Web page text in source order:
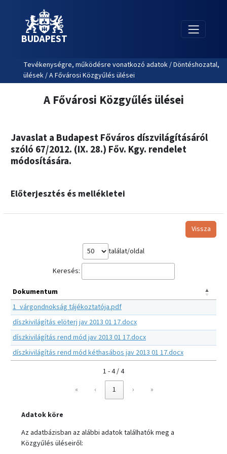
BUDAPEST
Tevékenységre, működésre vonatkozó adatok / Döntéshozatal,
ülések / A Fővárosi Közgyűlés ülései
A Fővárosi Közgyűlés ülései
Javaslat a Budapest Főváros díszvilágításáról
szóló 67/2012. (IX. 28.) Főv. Kgy. rendelet
módosítására.
Előterjesztés és mellékletei
Vissza
találat/oldal
Keresés:
Dokumentum
1_várgondnokság tájékoztatója.pdf
díszkivilágítás elöterj jav 2013 01 17.docx
díszkivilágítás rend mód jav 2013 01 17.docx
díszkivilágítás rend mód kéthasábos jav 2013 01 17.docx
1 - 4 / 4
«
‹ 1 › »
Adatok köre
Az adatbázisban az alábbi adatok találhatók meg a
Közgyűlés üléseiről: